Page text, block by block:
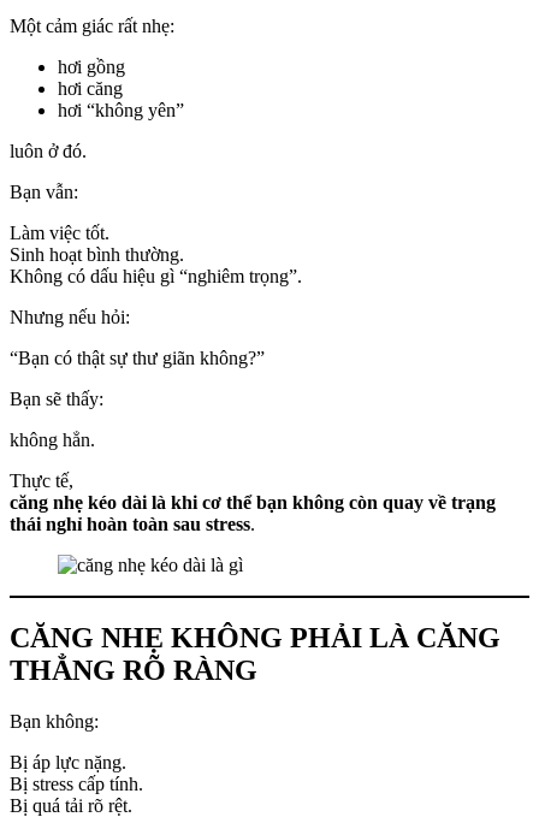
Một cảm giác rất nhẹ:
hơi gồng
hơi căng
hơi “không yên”
luôn ở đó.
Bạn vẫn:
Làm việc tốt.
Sinh hoạt bình thường.
Không có dấu hiệu gì “nghiêm trọng”.
Nhưng nếu hỏi:
“Bạn có thật sự thư giãn không?”
Bạn sẽ thấy:
không hẳn.
Thực tế,
căng nhẹ kéo dài là khi cơ thể bạn không còn quay về trạng
thái nghỉ hoàn toàn sau stress.
CĂNG NHẸ KHÔNG PHẢI LÀ CĂNG
THẲNG RÕ RÀNG
Bạn không:
Bị áp lực nặng.
Bị stress cấp tính.
Bị quá tải rõ rệt.